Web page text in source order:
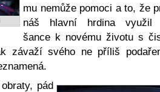
mu nemůže pomoci a to, že
náš hlavní hrdina využil
šance k novému životu s
závaží svého ne příliš
pád